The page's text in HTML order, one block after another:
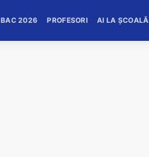
BAC 2026 PROFESORI AI LA ȘCOALĂ